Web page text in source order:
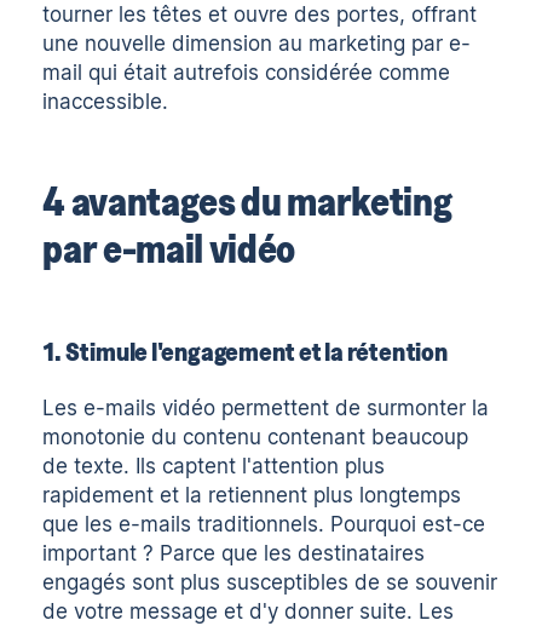
tourner les têtes et ouvre des portes, offrant
une nouvelle dimension au marketing par e-
mail qui était autrefois considérée comme
inaccessible.
4 avantages du marketing
par e-mail vidéo
1. Stimule l'engagement et la rétention
Les e-mails vidéo permettent de surmonter la
monotonie du contenu contenant beaucoup
de texte. Ils captent l'attention plus
rapidement et la retiennent plus longtemps
que les e-mails traditionnels. Pourquoi est-ce
important ? Parce que les destinataires
engagés sont plus susceptibles de se souvenir
de votre message et d'y donner suite. Les